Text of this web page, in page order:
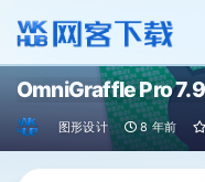
OmniGraffle Pro
图形设计 8 年前
全部